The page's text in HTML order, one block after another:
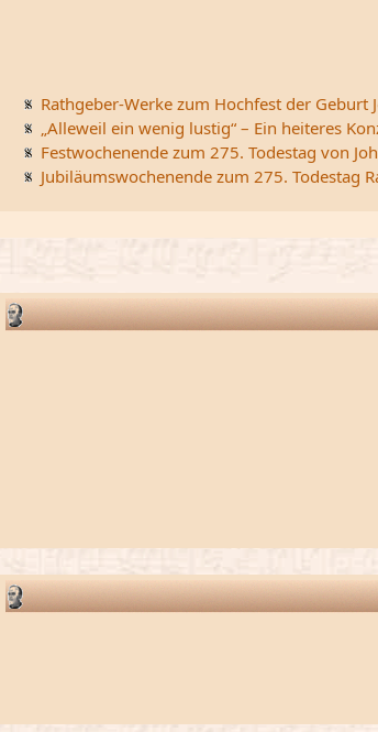
Rathgeber-Werke zum Hochfest der Geburt
„Alleweil ein wenig lustig“ – Ein heiteres
Festwochenende zum 275. Todestag von
Jubiläumswochenende zum 275. Todestag